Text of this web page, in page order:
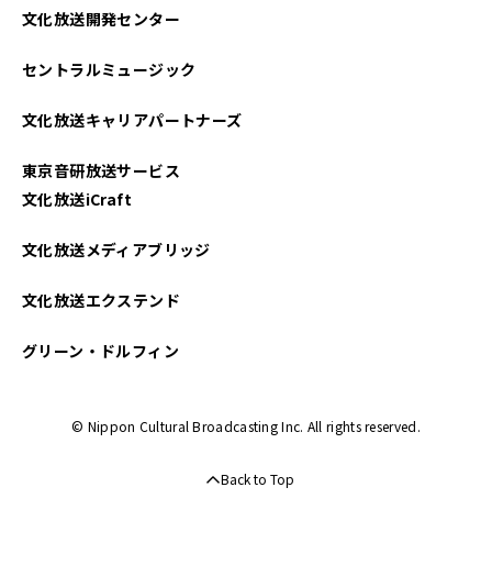
文化放送開発センター
セントラルミュージック
文化放送キャリアパートナーズ
東京音研放送サービス
文化放送iCraft
文化放送メディアブリッジ
文化放送エクステンド
グリーン・ドルフィン
© Nippon Cultural Broadcasting Inc. All rights reserved.
Back to Top